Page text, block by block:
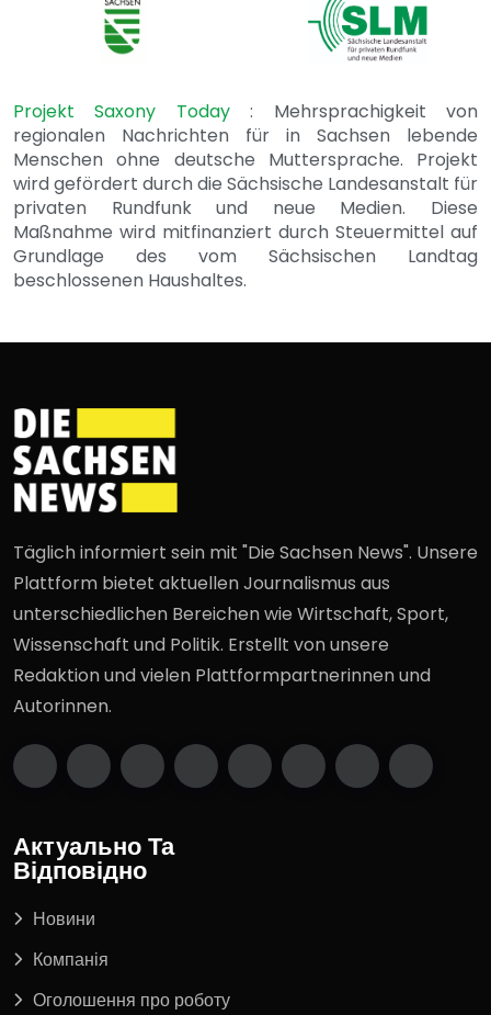
Projekt Saxony Today: Mehrsprachigkeit von
regionalen Nachrichten für in Sachsen lebende
Menschen ohne deutsche Muttersprache. Projekt
wird gefördert durch die Sächsische Landesanstalt für
privaten Rundfunk und neue Medien. Diese
Maßnahme wird mitfinanziert durch Steuermittel auf
Grundlage des vom Sächsischen Landtag
beschlossenen Haushaltes.
Täglich informiert sein mit "Die Sachsen News". Unsere
Plattform bietet aktuellen Journalismus aus
unterschiedlichen Bereichen wie Wirtschaft, Sport,
Wissenschaft und Politik. Erstellt von unsere
Redaktion und vielen Plattformpartnerinnen und
Autorinnen.
Актуально Та
Відповідно
Новини
Компанія
Оголошення про роботу